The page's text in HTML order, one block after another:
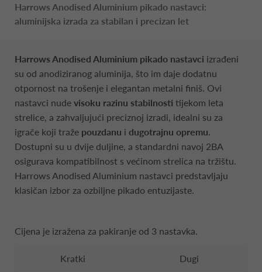
Harrows Anodised Aluminium pikado nastavci:
aluminijska izrada za stabilan i precizan let
Harrows Anodised Aluminium pikado nastavci izrađeni
su od anodiziranog aluminija, što im daje dodatnu
otpornost na trošenje i elegantan metalni finiš. Ovi
nastavci nude visoku razinu stabilnosti tijekom leta
strelice, a zahvaljujući preciznoj izradi, idealni su za
igrače koji traže pouzdanu i dugotrajnu opremu.
Dostupni su u dvije duljine, a standardni navoj 2BA
osigurava kompatibilnost s većinom strelica na tržištu.
Harrows Anodised Aluminium nastavci predstavljaju
klasičan izbor za ozbiljne pikado entuzijaste.
Cijena je izražena za pakiranje od 3 nastavka.
Kratki Dugi